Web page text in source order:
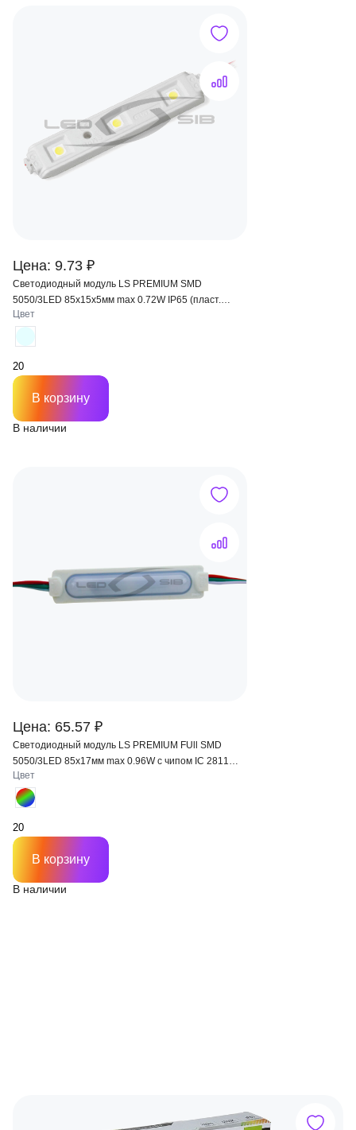
Цена: 9.73 ₽
Светодиодный модуль LS PREMIUM SMD
5050/3LED 85х15х5мм max 0.72W IP65 (пласт.
корпус) 120°
В наличии
Цвет
В корзину
Цена: 65.57 ₽
Светодиодный модуль LS PREMIUM FUll SMD
5050/3LED 85х17мм max 0.96W с чипом IC 2811
IP65 120°
В наличии
Цвет
В корзину